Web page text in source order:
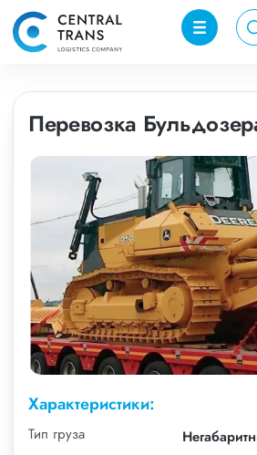
Перевозка
Характеристики:
Тип груза